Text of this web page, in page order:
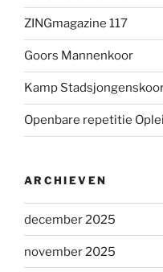
ZINGmagazine 117
Goors Mannenkoor
Kamp
Openbare repetitie
ARCHIEVEN
december 2025
november 2025